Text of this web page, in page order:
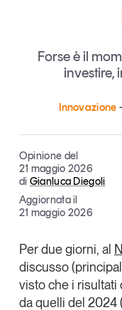
Retail e
Sostenibilità
Grandi temi
Opinioni
Dossier
Il Numero
Comunicati stampa
Video
Podcast
Forse è il
investire,
Innovazione
Opinione del
21 maggio 2026
di Gianluca Diegoli
Aggiornata il
21 maggio 2026
Per due giorni, al
discusso
visto che i risultati
da quelli del 2024